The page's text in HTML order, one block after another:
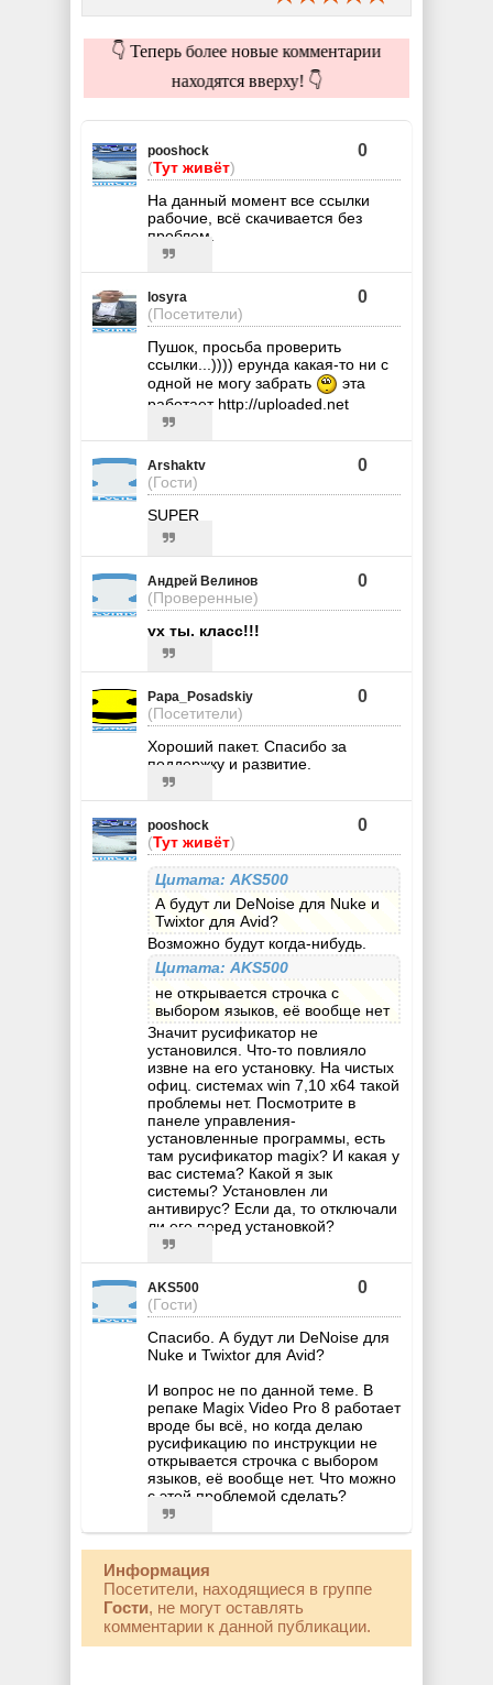
👇 Теперь более новые комментарии
находятся вверху! 👇
pooshock
(Тут живёт)
0
На данный момент все ссылки
рабочие, всё скачивается без
проблем.
losyra
(Посетители)
0
Пушок, просьба проверить
ссылки...)))) ерунда какая-то ни с
одной не могу забрать
эта
работает http://uploaded.net
Arshaktv
(Гости)
0
SUPER
Андрей Велинов
(Проверенные)
0
ух ты, класс!!!
Papa_Posadskiy
(Посетители)
0
Хороший пакет. Спасибо за
поддержку и развитие.
pooshock
(Тут живёт)
0
Цитата: AKS500
А будут ли DeNoise для Nuke и
Twixtor для Avid?
Возможно будут когда-нибудь.
Цитата: AKS500
не открывается строчка с
выбором языков, её вообще нет
Значит русификатор не
установился. Что-то повлияло
извне на его установку. На чистых
офиц. системах win 7,10 x64 такой
проблемы нет. Посмотрите в
панеле управления-
установленные программы, есть
там русификатор magix? И какая у
вас система? Какой я зык
системы? Установлен ли
антивирус? Если да, то отключали
ли его перед установкой?
AKS500
(Гости)
0
Спасибо. А будут ли DeNoise для
Nuke и Twixtor для Avid?
И вопрос не по данной теме. В
репаке Magix Video Pro 8 работает
вроде бы всё, но когда делаю
русификацию по инструкции не
открывается строчка с выбором
языков, её вообще нет. Что можно
c этой проблемой сделать?
Информация
Посетители, находящиеся в группе
Гости, не могут оставлять
комментарии к данной публикации.